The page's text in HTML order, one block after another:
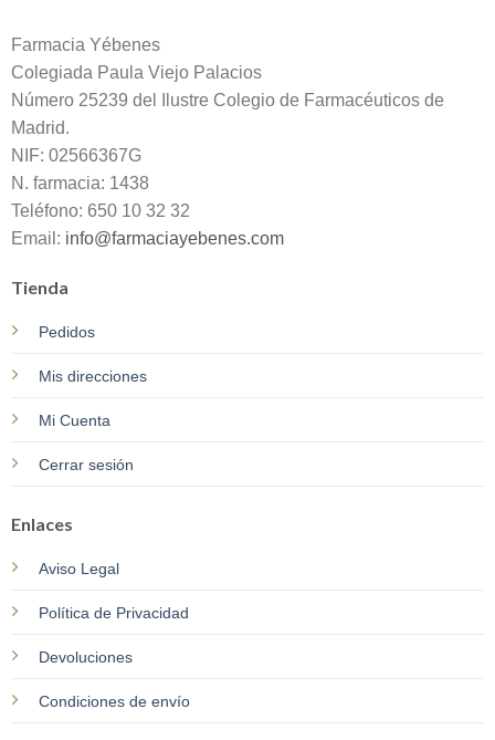
Farmacia Yébenes
Colegiada Paula Viejo Palacios
Número 25239 del Ilustre Colegio de Farmacéuticos de
Madrid.
NIF: 02566367G
N. farmacia: 1438
Teléfono: 650 10 32 32
Email: info@farmaciayebenes.com
Tienda
Pedidos
Mis direcciones
Mi Cuenta
Cerrar sesión
Enlaces
Aviso Legal
Política de Privacidad
Devoluciones
Condiciones de envío